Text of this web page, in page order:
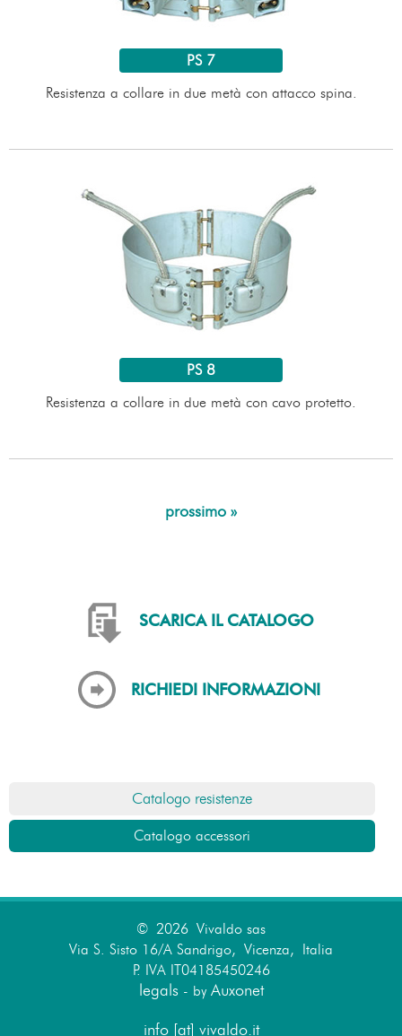
PS 7
Resistenza a collare in due metà con attacco spina.
PS 8
Resistenza a collare in due metà con cavo protetto.
prossimo »
SCARICA IL CATALOGO
Catalogo resistenze
Catalogo accessori
© 2026 Vivaldo sas
Via S. Sisto 16/A Sandrigo, Vicenza, Italia
P. IVA IT04185450246
legals - by Auxonet
info [at] vivaldo.it